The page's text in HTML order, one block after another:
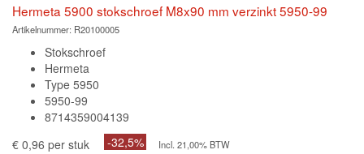
Hermeta 5900 stokschroef M8x90 mm verzinkt 5950-99
Artikelnummer: R20100005
Stokschroef
Hermeta
Type 5950
5950-99
8714359004139
€ 0,96 per stuk
-32,5% Incl. 21,00% BTW